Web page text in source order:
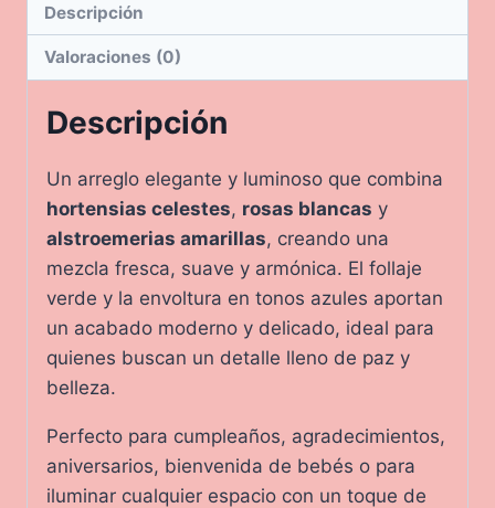
Descripción
Valoraciones (0)
Descripción
Un arreglo elegante y luminoso que combina
hortensias celestes, rosas blancas y
alstroemerias amarillas, creando una
mezcla fresca, suave y armónica. El follaje
verde y la envoltura en tonos azules aportan
un acabado moderno y delicado, ideal para
quienes buscan un detalle lleno de paz y
belleza.
Perfecto para cumpleaños, agradecimientos,
aniversarios, bienvenida de bebés o para
iluminar cualquier espacio con un toque de